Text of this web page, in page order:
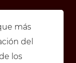
más
del
los